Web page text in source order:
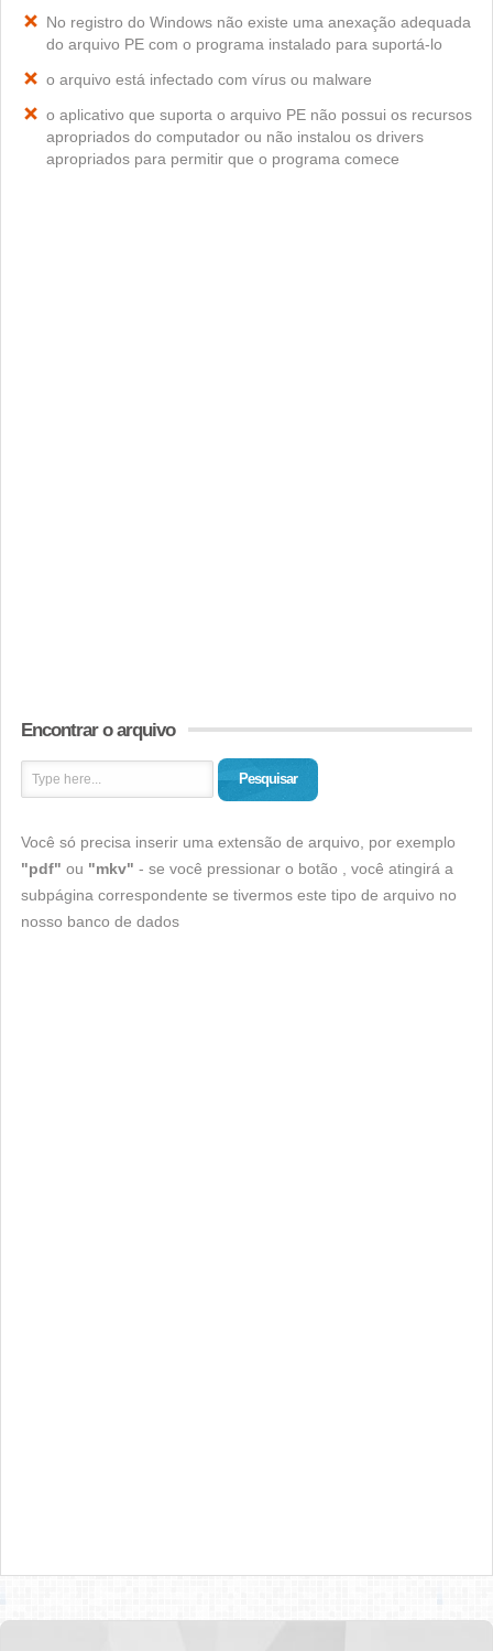
No registro do Windows não existe uma anexação adequada
do arquivo PE com o programa instalado para suportá-lo
o arquivo está infectado com vírus ou malware
o aplicativo que suporta o arquivo PE não possui os recursos
apropriados do computador ou não instalou os drivers
apropriados para permitir que o programa comece
Encontrar o arquivo
Pesquisar
Você só precisa inserir uma extensão de arquivo, por exemplo
"pdf" ou "mkv" - se você pressionar o botão , você atingirá a
subpágina correspondente se tivermos este tipo de arquivo no
nosso banco de dados